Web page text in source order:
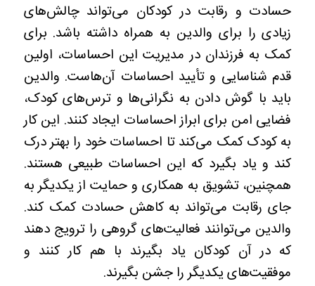
حسادت و رقابت در کودکان می‌تواند چالش‌های
زیادی را برای والدین به همراه داشته باشد. برای
کمک به فرزندان در مدیریت این احساسات، اولین
قدم شناسایی و تأیید احساسات آن‌هاست. والدین
باید با گوش دادن به نگرانی‌ها و ترس‌های کودک،
فضایی امن برای ابراز احساسات ایجاد کنند. این کار
به کودک کمک می‌کند تا احساسات خود را بهتر درک
کند و یاد بگیرد که این احساسات طبیعی هستند.
همچنین، تشویق به همکاری و حمایت از یکدیگر به
جای رقابت می‌تواند به کاهش حسادت کمک کند.
والدین می‌توانند فعالیت‌های گروهی را ترویج دهند
که در آن کودکان یاد بگیرند با هم کار کنند و
موفقیت‌های یکدیگر را جشن بگیرند.